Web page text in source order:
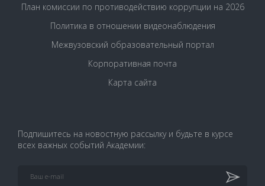
План комиссии по противодействию коррупции на 2026
Политика в отношении видеонаблюдения
Межвузовский образовательный портал
Корпоративная почта
Карта сайта
Подпишитесь на новостную рассылку и будьте в курсе
всех важных событий Академии: